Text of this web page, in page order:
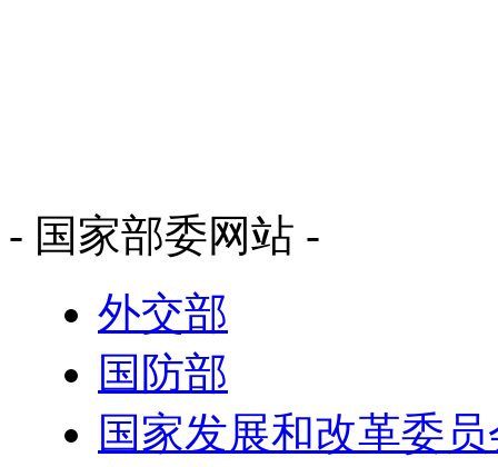
- 国家部委网站 -
外交部
国防部
国家发展和改革委